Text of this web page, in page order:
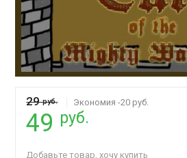
29руб. Экономия -20 руб.
49 руб.
Добавьте товар, хочу купить